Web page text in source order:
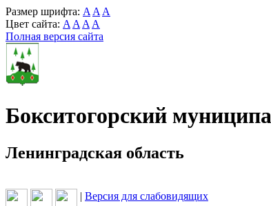
Размер шрифта: A A A
Цвет сайта: A A A A
Полная версия сайта
Бокситогорский
Ленинградская область
| Версия для слабовидящих